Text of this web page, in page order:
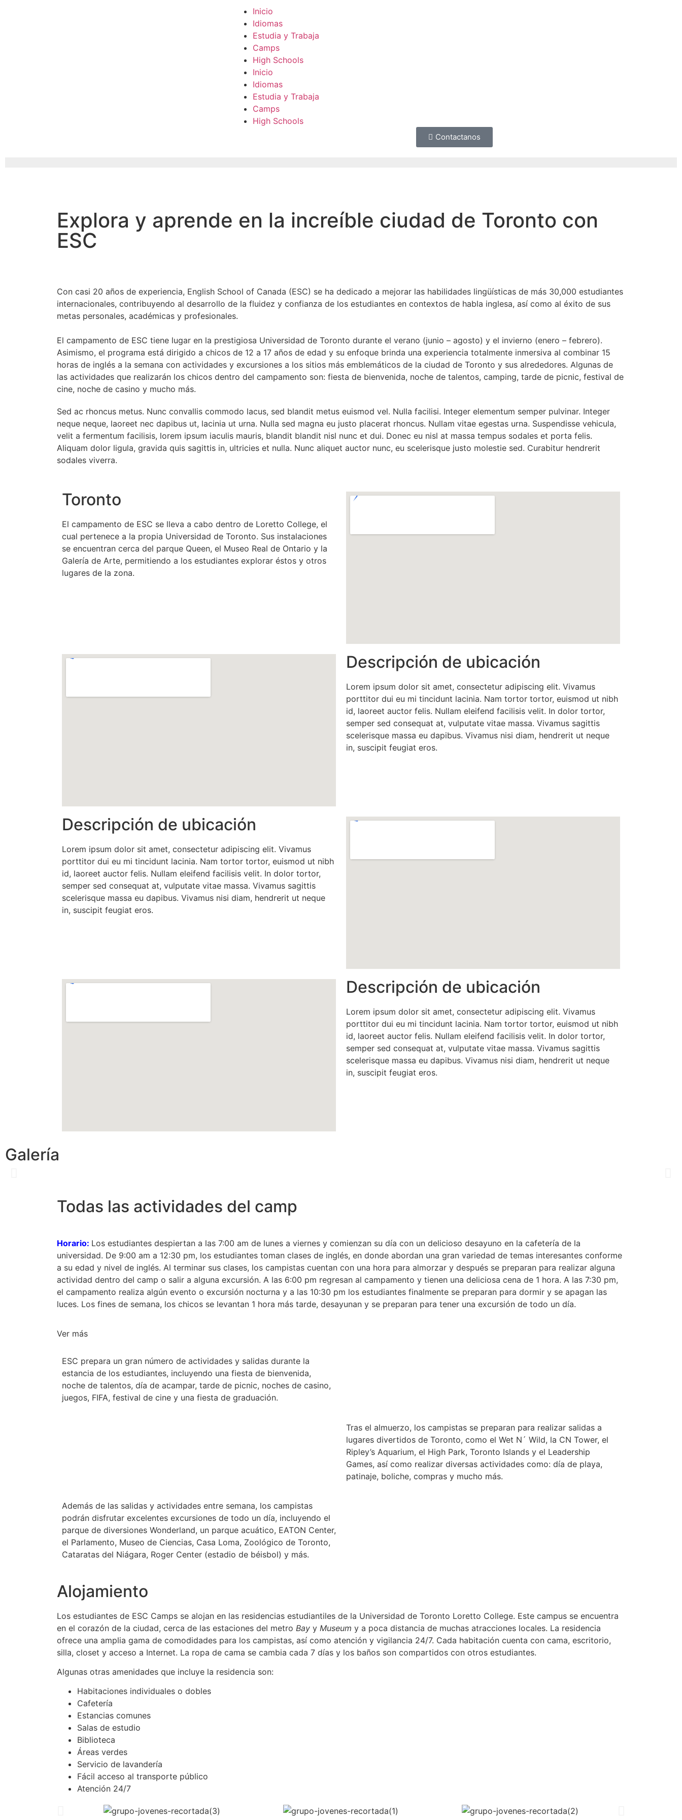
Inicio
Idiomas
Estudia y Trabaja
Camps
High Schools
Inicio
Idiomas
Estudia y Trabaja
Camps
High Schools
Contactanos
Explora y aprende en la increíble ciudad de Toronto con
ESC
Con casi 20 años de experiencia, English School of Canada (ESC) se ha dedicado a mejorar las habilidades lingüísticas de más 30,000 estudiantes
internacionales, contribuyendo al desarrollo de la fluidez y confianza de los estudiantes en contextos de habla inglesa, así como al éxito de sus
metas personales, académicas y profesionales.
El campamento de ESC tiene lugar en la prestigiosa Universidad de Toronto durante el verano (junio – agosto) y el invierno (enero – febrero).
Asimismo, el programa está dirigido a chicos de 12 a 17 años de edad y su enfoque brinda una experiencia totalmente inmersiva al combinar 15
horas de inglés a la semana con actividades y excursiones a los sitios más emblemáticos de la ciudad de Toronto y sus alrededores. Algunas de
las actividades que realizarán los chicos dentro del campamento son: fiesta de bienvenida, noche de talentos, camping, tarde de picnic, festival de
cine, noche de casino y mucho más.
Sed ac rhoncus metus. Nunc convallis commodo lacus, sed blandit metus euismod vel. Nulla facilisi. Integer elementum semper pulvinar. Integer
neque neque, laoreet nec dapibus ut, lacinia ut urna. Nulla sed magna eu justo placerat rhoncus. Nullam vitae egestas urna. Suspendisse vehicula,
velit a fermentum facilisis, lorem ipsum iaculis mauris, blandit blandit nisl nunc et dui. Donec eu nisl at massa tempus sodales et porta felis.
Aliquam dolor ligula, gravida quis sagittis in, ultricies et nulla. Nunc aliquet auctor nunc, eu scelerisque justo molestie sed. Curabitur hendrerit
sodales viverra.
Toronto
El campamento de ESC se lleva a cabo dentro de Loretto College, el
cual pertenece a la propia Universidad de Toronto. Sus instalaciones
se encuentran cerca del parque Queen, el Museo Real de Ontario y la
Galería de Arte, permitiendo a los estudiantes explorar éstos y otros
lugares de la zona.
Descripción de ubicación
Lorem ipsum dolor sit amet, consectetur adipiscing elit. Vivamus
porttitor dui eu mi tincidunt lacinia. Nam tortor tortor, euismod ut nibh
id, laoreet auctor felis. Nullam eleifend facilisis velit. In dolor tortor,
semper sed consequat at, vulputate vitae massa. Vivamus sagittis
scelerisque massa eu dapibus. Vivamus nisi diam, hendrerit ut neque
in, suscipit feugiat eros.
Descripción de ubicación
Lorem ipsum dolor sit amet, consectetur adipiscing elit. Vivamus
porttitor dui eu mi tincidunt lacinia. Nam tortor tortor, euismod ut nibh
id, laoreet auctor felis. Nullam eleifend facilisis velit. In dolor tortor,
semper sed consequat at, vulputate vitae massa. Vivamus sagittis
scelerisque massa eu dapibus. Vivamus nisi diam, hendrerit ut neque
in, suscipit feugiat eros.
Descripción de ubicación
Lorem ipsum dolor sit amet, consectetur adipiscing elit. Vivamus
porttitor dui eu mi tincidunt lacinia. Nam tortor tortor, euismod ut nibh
id, laoreet auctor felis. Nullam eleifend facilisis velit. In dolor tortor,
semper sed consequat at, vulputate vitae massa. Vivamus sagittis
scelerisque massa eu dapibus. Vivamus nisi diam, hendrerit ut neque
in, suscipit feugiat eros.
Galería
Todas las actividades del camp
Horario: Los estudiantes despiertan a las 7:00 am de lunes a viernes y comienzan su día con un delicioso desayuno en la cafetería de la
universidad. De 9:00 am a 12:30 pm, los estudiantes toman clases de inglés, en donde abordan una gran variedad de temas interesantes conforme
a su edad y nivel de inglés. Al terminar sus clases, los campistas cuentan con una hora para almorzar y después se preparan para realizar alguna
actividad dentro del camp o salir a alguna excursión. A las 6:00 pm regresan al campamento y tienen una deliciosa cena de 1 hora. A las 7:30 pm,
el campamento realiza algún evento o excursión nocturna y a las 10:30 pm los estudiantes finalmente se preparan para dormir y se apagan las
luces. Los fines de semana, los chicos se levantan 1 hora más tarde, desayunan y se preparan para tener una excursión de todo un día.
Ver más
ESC prepara un gran número de actividades y salidas durante la
estancia de los estudiantes, incluyendo una fiesta de bienvenida,
noche de talentos, día de acampar, tarde de picnic, noches de casino,
juegos, FIFA, festival de cine y una fiesta de graduación.
Tras el almuerzo, los campistas se preparan para realizar salidas a
lugares divertidos de Toronto, como el Wet N´ Wild, la CN Tower, el
Ripley’s Aquarium, el High Park, Toronto Islands y el Leadership
Games, así como realizar diversas actividades como: día de playa,
patinaje, boliche, compras y mucho más.
Además de las salidas y actividades entre semana, los campistas
podrán disfrutar excelentes excursiones de todo un día, incluyendo el
parque de diversiones Wonderland, un parque acuático, EATON Center,
el Parlamento, Museo de Ciencias, Casa Loma, Zoológico de Toronto,
Cataratas del Niágara, Roger Center (estadio de béisbol) y más.
Alojamiento
Los estudiantes de ESC Camps se alojan en las residencias estudiantiles de la Universidad de Toronto Loretto College. Este campus se encuentra
en el corazón de la ciudad, cerca de las estaciones del metro Bay y Museum y a poca distancia de muchas atracciones locales. La residencia
ofrece una amplia gama de comodidades para los campistas, así como atención y vigilancia 24/7. Cada habitación cuenta con cama, escritorio,
silla, closet y acceso a Internet. La ropa de cama se cambia cada 7 días y los baños son compartidos con otros estudiantes.
Algunas otras amenidades que incluye la residencia son:
Habitaciones individuales o dobles
Cafetería
Estancias comunes
Salas de estudio
Biblioteca
Áreas verdes
Servicio de lavandería
Fácil acceso al transporte público
Atención 24/7